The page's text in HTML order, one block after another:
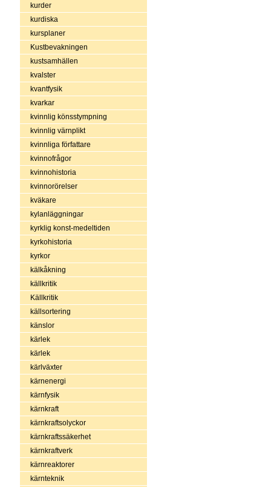
kurder
kurdiska
kursplaner
Kustbevakningen
kustsamhällen
kvalster
kvantfysik
kvarkar
kvinnlig könsstympning
kvinnlig värnplikt
kvinnliga författare
kvinnofrågor
kvinnohistoria
kvinnorörelser
kväkare
kylanläggningar
kyrklig konst-medeltiden
kyrkohistoria
kyrkor
kälkåkning
källkritik
Källkritik
källsortering
känslor
kärlek
kärlek
kärlväxter
kärnenergi
kärnfysik
kärnkraft
kärnkraftsolyckor
kärnkraftssäkerhet
kärnkraftverk
kärnreaktorer
kärnteknik